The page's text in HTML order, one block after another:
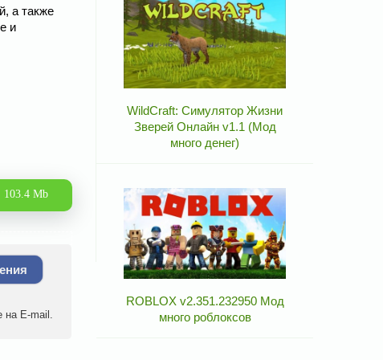
а также
и
103.4 Mb
на E-mail.
WildCraft: Симулятор Жизни
Зверей Онлайн v1.1 (Мод
много денег)
ROBLOX v2.351.232950 Мод
много роблоксов